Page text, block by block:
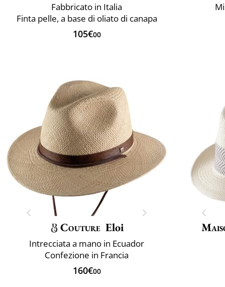
Fabbricato in Italia
Finta pelle, a base di oliato di canapa
105€00
Couture Eloi
Intrecciata a mano in Ecuador
Confezione in Francia
160€00